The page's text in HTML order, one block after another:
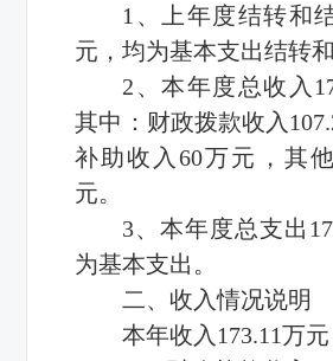
1、上年度结转和
元，均为基本支出结转和
2、本年度总收入
其中：财政拨款收入
补助收入60万元，其
元。
3、本年度总支出
为基本支出。
二、收入情况说明
本年收入173.11万元